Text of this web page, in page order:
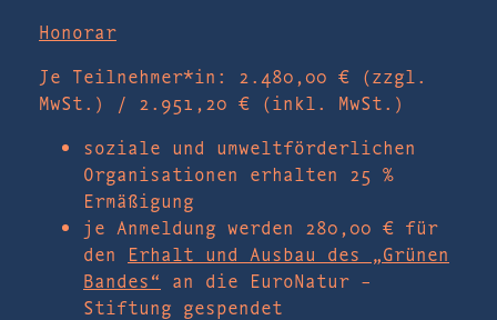
Honorar
Je Teilnehmer*in: 2.480,00 € (zzgl.
MwSt.) / 2.951,20 € (inkl. MwSt.)
soziale und umweltförderlichen
Organisationen erhalten 25 %
Ermäßigung
je Anmeldung werden 280,00 € für
den Erhalt und Ausbau des „Grünen
Bandes“ an die EuroNatur –
Stiftung gespendet